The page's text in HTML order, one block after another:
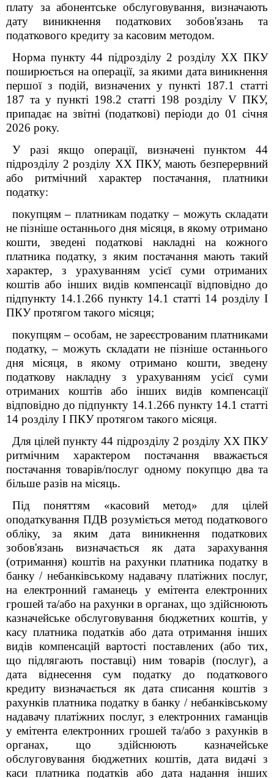
плату за абонентське обслуговування, визначають
дату виникнення податкових зобов'язань та
податкового кредиту за касовим методом.
Норма пункту 44 підрозділу 2 розділу ХХ ПКУ
поширюється на операції, за якими дата виникнення
першої з подій, визначених у пункті 187.1 статті
187 та у пункті 198.2 статті 198 розділу V ПКУ,
припадає на звітні (податкові) періоди до 01 січня
2026 року.
У разі якщо операції, визначені пунктом 44
підрозділу 2 розділу ХХ ПКУ, мають безперервний
або ритмічний характер постачання, платники
податку:
покупцям – платникам податку – можуть складати
не пізніше останнього дня місяця, в якому отримано
кошти, зведені податкові накладні на кожного
платника податку, з яким постачання мають такий
характер, з урахуванням усієї суми отриманих
коштів або інших видів компенсації відповідно до
підпункту 14.1.266 пункту 14.1 статті 14 розділу І
ПКУ протягом такого місяця;
покупцям – особам, не зареєстрованим платниками
податку, – можуть складати не пізніше останнього
дня місяця, в якому отримано кошти, зведену
податкову накладну з урахуванням усієї суми
отриманих коштів або інших видів компенсації
відповідно до підпункту 14.1.266 пункту 14.1 статті
14 розділу І ПКУ протягом такого місяця.
Для цілей пункту 44 підрозділу 2 розділу ХХ ПКУ
ритмічним характером постачання вважається
постачання товарів/послуг одному покупцю два та
більше разів на місяць.
Під поняттям «касовий метод» для цілей
оподаткування ПДВ розуміється метод податкового
обліку, за яким дата виникнення податкових
зобов'язань визначається як дата зарахування
(отримання) коштів на рахунки платника податку в
банку / небанківському надавачу платіжних послуг,
на електронний гаманець у емітента електронних
грошей та/або на рахунки в органах, що здійснюють
казначейське обслуговування бюджетних коштів, у
касу платника податків або дата отримання інших
видів компенсацій вартості поставлених (або тих,
що підлягають поставці) ним товарів (послуг), а
дата віднесення сум податку до податкового
кредиту визначається як дата списання коштів з
рахунків платника податку в банку / небанківському
надавачу платіжних послуг, з електронних гаманців
у емітента електронних грошей та/або з рахунків в
органах, що здійснюють казначейське
обслуговування бюджетних коштів, дата видачі з
каси платника податків або дата надання інших